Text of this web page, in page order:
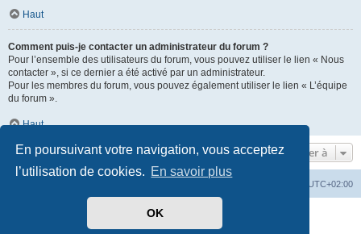
En poursuivant votre navigation, vous acceptez
l’utilisation de cookies. En savoir plus
OK
Haut
Comment puis-je contacter un administrateur du forum ?
Pour l’ensemble des utilisateurs du forum, vous pouvez utiliser le lien « Nous
contacter », si ce dernier a été activé par un administrateur.
Pour les membres du forum, vous pouvez également utiliser le lien « L’équipe
du forum ».
Haut
Aller à
UTC+02:00
phpBB ® Forum Software © phpBB Limited
phpBB-fr.com